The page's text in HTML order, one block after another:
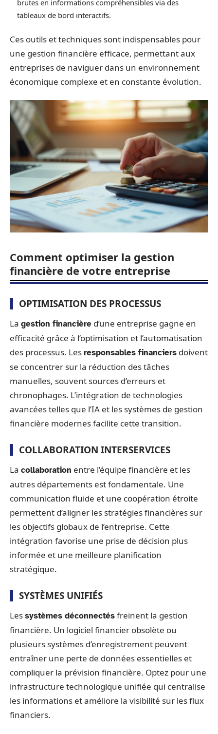
brutes en informations compréhensibles via des
tableaux de bord interactifs.
Ces outils et techniques sont indispensables pour
une gestion financière efficace, permettant aux
entreprises de naviguer dans un environnement
économique complexe et en constante évolution.
Comment optimiser la gestion
financière de votre entreprise
OPTIMISATION DES PROCESSUS
La gestion financière d’une entreprise gagne en
efficacité grâce à l’optimisation et l’automatisation
des processus. Lesresponsables financiers doivent
se concentrer sur la réduction des tâches
manuelles, souvent sources d’erreurs et
chronophages. L’intégration de technologies
avancées telles que l’IA et les systèmes de gestion
financière modernes facilite cette transition.
COLLABORATION INTERSERVICES
La collaboration entre l’équipe financière et les
autres départements est fondamentale. Une
communication fluide et une coopération étroite
permettent d’aligner les stratégies financières sur
les objectifs globaux de l’entreprise. Cette
intégration favorise une prise de décision plus
informée et une meilleure planification
stratégique.
SYSTÈMES UNIFIÉS
Lessystèmes déconnectésfreinent la gestion
financière. Un logiciel financier obsolète ou
plusieurs systèmes d’enregistrement peuvent
entraîner une perte de données essentielles et
compliquer la prévision financière. Optez pour une
infrastructure technologique unifiée qui centralise
les informations et améliore la visibilité sur les flux
financiers.